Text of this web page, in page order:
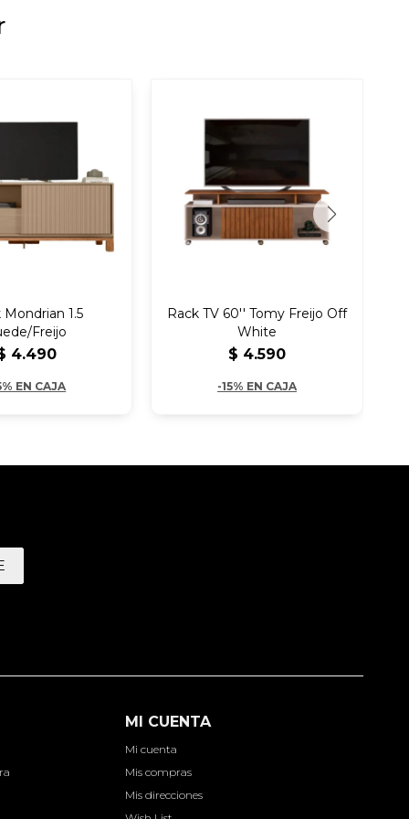
Mondrian 1.5
Freijo
4.490
EN CAJA
Rack TV 60'' Tomy Freijo Off
White
$ 4.590
-15% EN CAJA
MI CUENTA
Mi cuenta
Mis compras
Mis direcciones